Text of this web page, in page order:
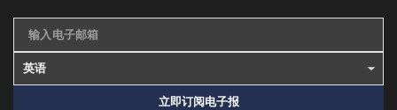
输入电子邮箱
立即订阅电子报